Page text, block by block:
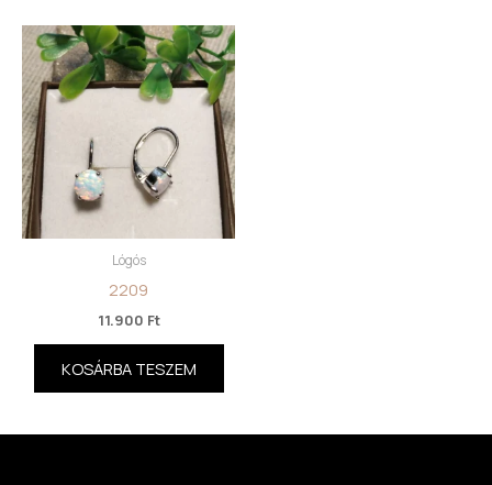
Lógós
2209
11.900 Ft
KOSÁRBA TESZEM